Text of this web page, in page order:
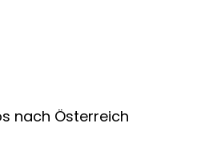
nach Österreich